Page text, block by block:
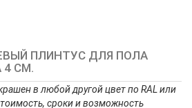
ПЛИНТУС ДЛЯ ПОЛА
4 СМ.
в любой другой цвет по RAL или
сроки и возможность